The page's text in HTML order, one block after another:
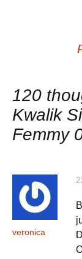
120
Kwalik
Femmy
veronica